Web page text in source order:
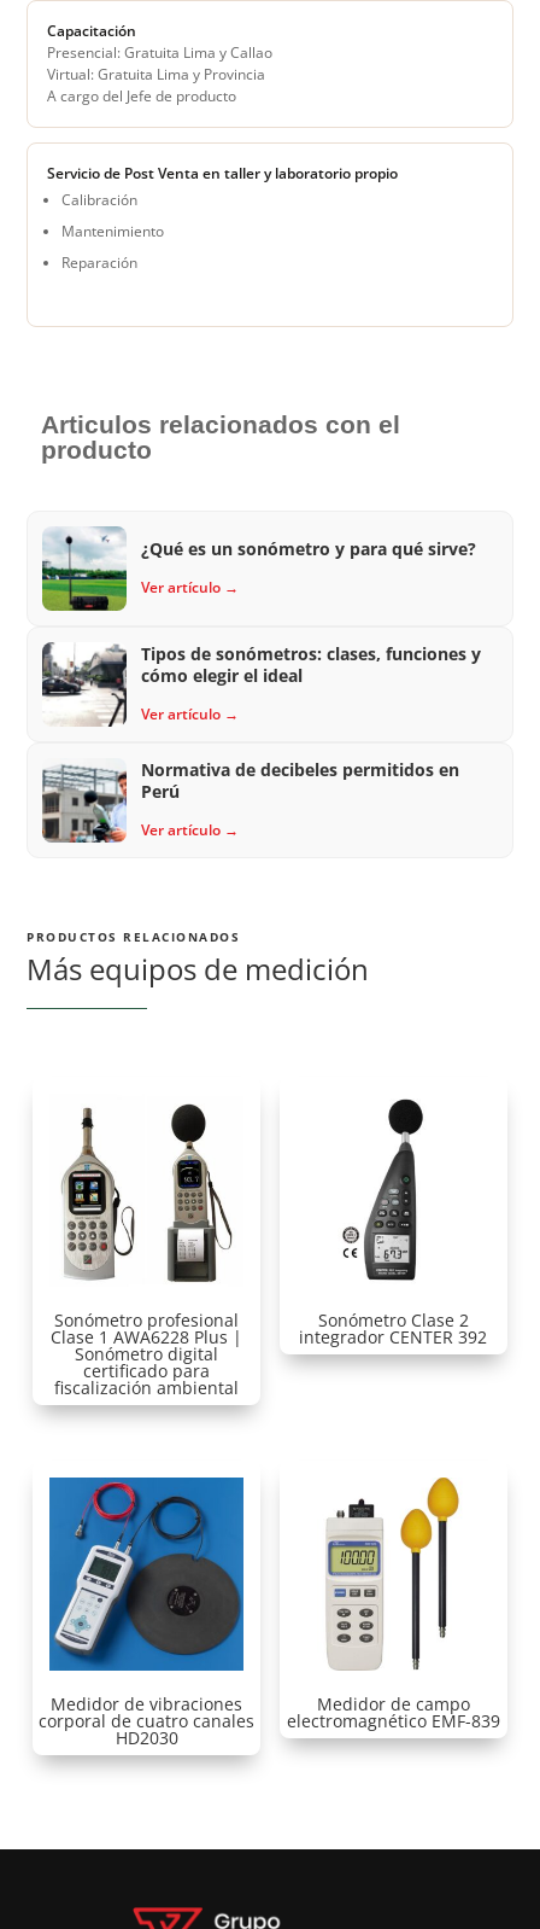
Capacitación
Presencial: Gratuita Lima y Callao
Virtual: Gratuita Lima y Provincia
A cargo del Jefe de producto
Servicio de Post Venta en taller y laboratorio propio
Calibración
Mantenimiento
Reparación
Articulos relacionados con el
producto
¿Qué es un sonómetro y para qué sirve?
Ver artículo →
Tipos de sonómetros: clases, funciones y
cómo elegir el ideal
Ver artículo →
Normativa de decibeles permitidos en
Perú
Ver artículo →
PRODUCTOS RELACIONADOS
Más equipos de medición
Sonómetro profesional
Clase 1 AWA6228 Plus |
Sonómetro digital
certificado para
fiscalización ambiental
Sonómetro Clase 2
integrador CENTER 392
Medidor de vibraciones
corporal de cuatro canales
HD2030
Medidor de campo
electromagnético EMF-839